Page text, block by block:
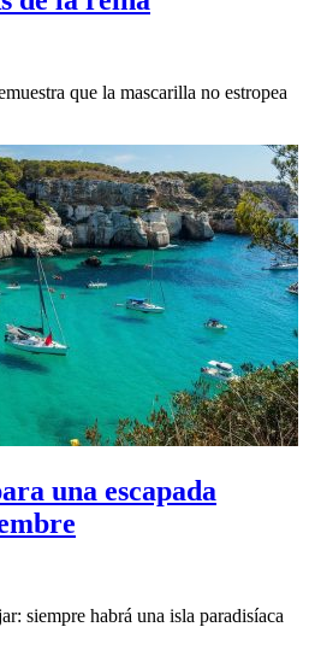
que la mascarilla no estropea
una escapada
siempre habrá una isla paradisíaca